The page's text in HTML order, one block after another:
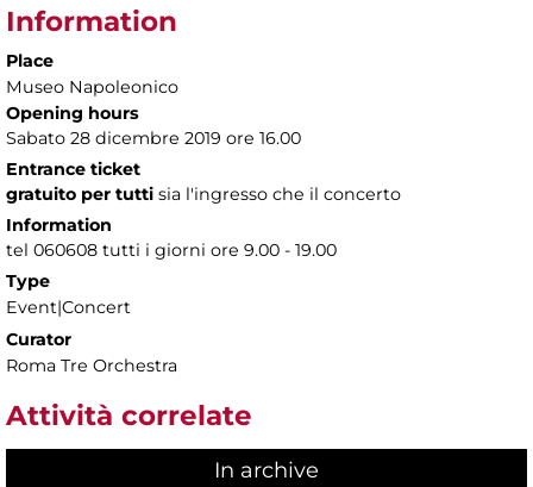
Information
Place
Museo Napoleonico
Opening hours
Sabato 28 dicembre 2019 ore 16.00
Entrance ticket
gratuito per tutti sia l'ingresso che il concerto
Information
tel 060608 tutti i giorni ore 9.00 - 19.00
Type
Event|Concert
Curator
Roma Tre Orchestra
Attività correlate
In archive